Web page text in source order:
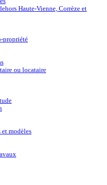
Haute-Vienne, Corrèze et
propriété
ou locataire
et modèles